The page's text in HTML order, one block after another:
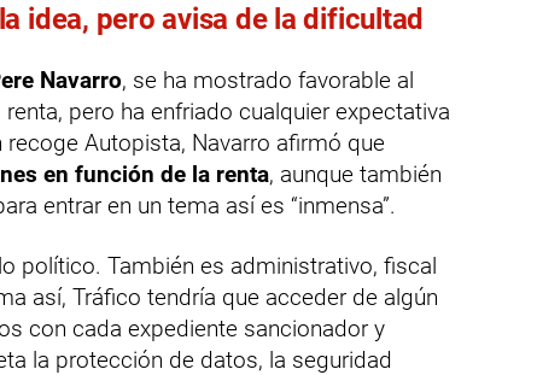
idea, pero avisa de la dificultad
Navarro, se ha mostrado favorable al
pero ha enfriado cualquier expectativa
Autopista, Navarro afirmó que
en función de la renta, aunque también
entrar en un tema así es “inmensa”.
político. También es administrativo, fiscal
así, Tráfico tendría que acceder de algún
con cada expediente sancionador y
la protección de datos, la seguridad